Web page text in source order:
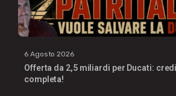
6 Agosto 2026
Offerta da 2,5 miliardi per Ducati:
completa!